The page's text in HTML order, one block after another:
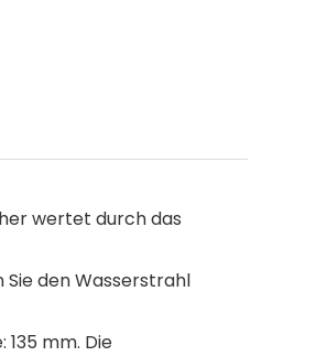
wertet durch das
den Wasserstrahl
mm. Die